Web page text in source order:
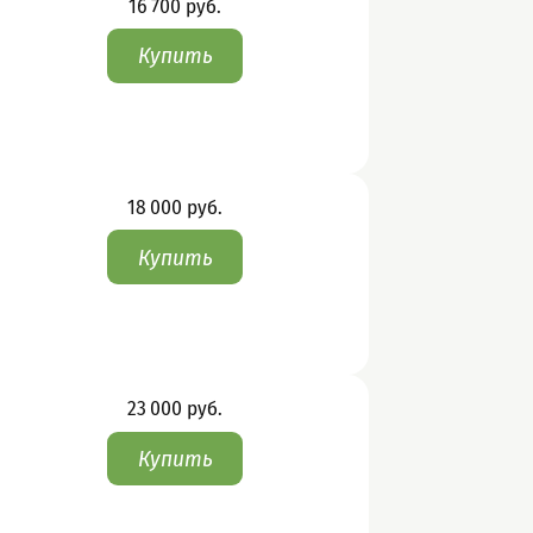
Цена
16 700 руб.
Цена
18 000 руб.
Цена
23 000 руб.